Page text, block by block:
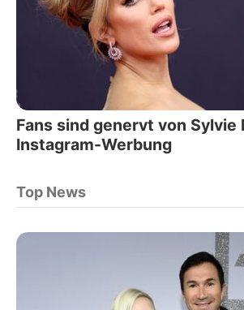
Fans sind genervt von Sylvie
Instagram-Werbung
Top News